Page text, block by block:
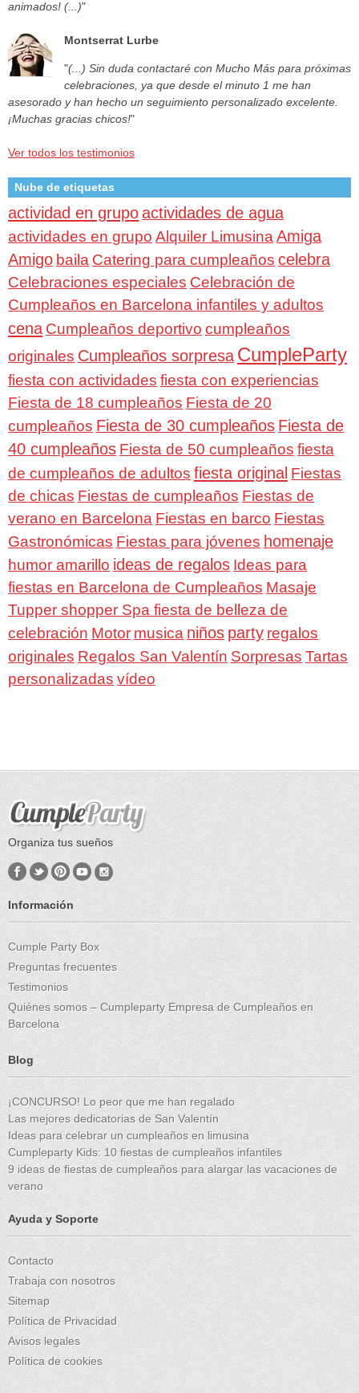
animados! (...)"
Montserrat Lurbe
"(...) Sin duda contactaré con Mucho Más para próximas
celebraciones, ya que desde el minuto 1 me han
asesorado y han hecho un seguimiento personalizado excelente.
¡Muchas gracias chicos!"
Ver todos los testimonios
Nube de etiquetas
actividad en grupoactividades de agua
actividades en grupo Alquiler Limusina Amiga
Amigo baila Catering para cumpleaños celebra
Celebraciones especiales Celebración de
Cumpleaños en Barcelona infantiles y adultos
cena Cumpleaños deportivo cumpleaños
originales Cumpleaños sorpresa CumpleParty
fiesta con actividades fiesta con experiencias
Fiesta de 18 cumpleaños Fiesta de 20
cumpleaños Fiesta de 30 cumpleaños Fiesta de
40 cumpleaños Fiesta de 50 cumpleaños fiesta
de cumpleaños de adultos fiesta original Fiestas
de chicas Fiestas de cumpleaños Fiestas de
verano en Barcelona Fiestas en barco Fiestas
Gastronómicas Fiestas para jóvenes homenaje
humor amarillo ideas de regalos Ideas para
fiestas en Barcelona de Cumpleaños Masaje
Tupper shopper Spa fiesta de belleza de
celebración Motor musica niños party regalos
originales Regalos San Valentín Sorpresas Tartas
personalizadas vídeo
Organiza tus sueños
Información
Cumple Party Box
Preguntas frecuentes
Testimonios
Quiénes somos – Cumpleparty Empresa de Cumpleaños en
Barcelona
Blog
¡CONCURSO! Lo peor que me han regalado
Las mejores dedicatorias de San Valentín
Ideas para celebrar un cumpleaños en limusina
Cumpleparty Kids: 10 fiestas de cumpleaños infantiles
9 ideas de fiestas de cumpleaños para alargar las vacaciones de
verano
Ayuda y Soporte
Contacto
Trabaja con nosotros
Sitemap
Política de Privacidad
Avisos legales
Política de cookies